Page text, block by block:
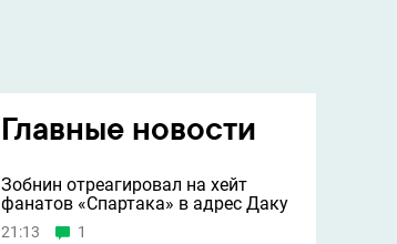
Главные новости
Зобнин отреагировал на хейт
фанатов «Спартака» в адрес Даку
21:13 1